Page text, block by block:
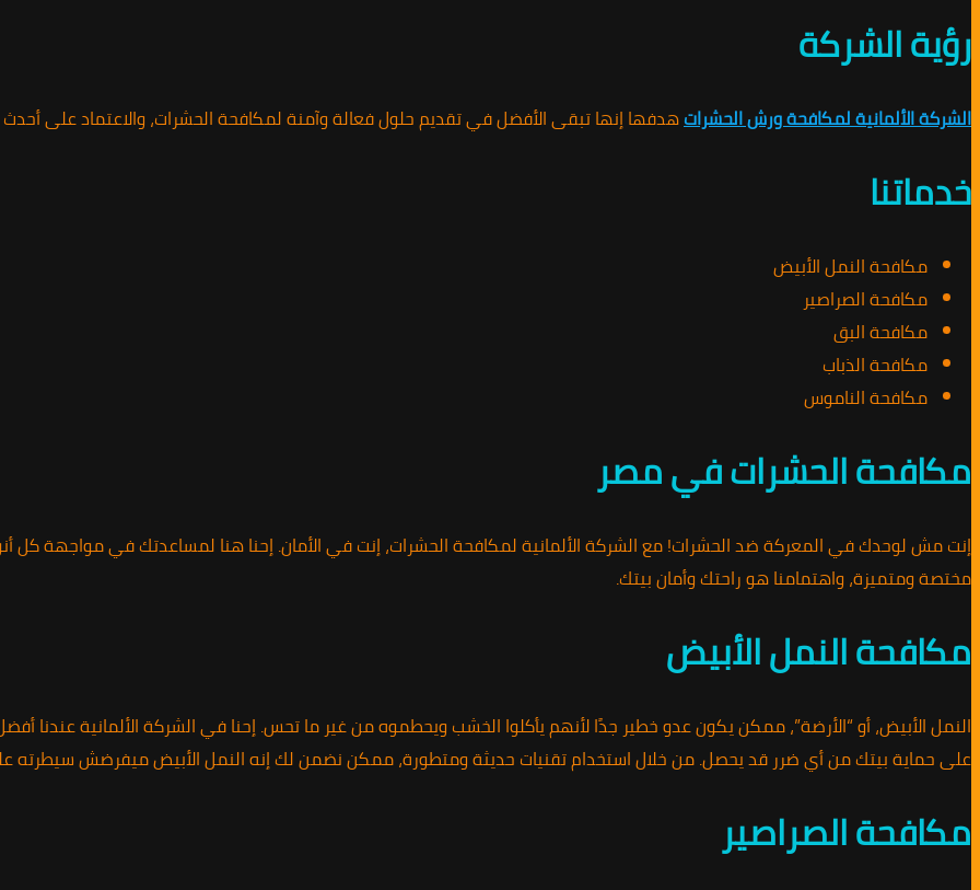
رؤية الشركة
الشركة الألمانية لمكافحة ورش الحشراتهدفها إنها تبقى الأفضل في تقديم حلول فعالة وآمنة لمكافحة الحشرات، والاعتماد على أحدث
خدماتنا
مكافحة النمل الأبيض
مكافحة الصراصير
مكافحة البق
مكافحة الذباب
مكافحة الناموس
مكافحة الحشرات في مصر
إنت مش لوحدك في المعركة ضد الحشرات! مع الشركة الألمانية لمكافحة الحشرات، إنت في الأمان. إحنا هنا لمساعدتك في مواجهة كل
مختصة ومتميزة، واهتمامنا هو راحتك وأمان بيتك.
مكافحة النمل الأبيض
النمل الأبيض، أو “الأرضة”، ممكن يكون عدو خطير جدًا لأنهم يأكلوا الخشب ويحطموه من غير ما تحس. إحنا في الشركة الألمانية عندنا
على حماية بيتك من أي ضرر قد يحصل. من خلال استخدام تقنيات حديثة ومتطورة، ممكن نضمن لك إنه النمل الأبيض ميفرضش سيطرته
مكافحة الصراصير